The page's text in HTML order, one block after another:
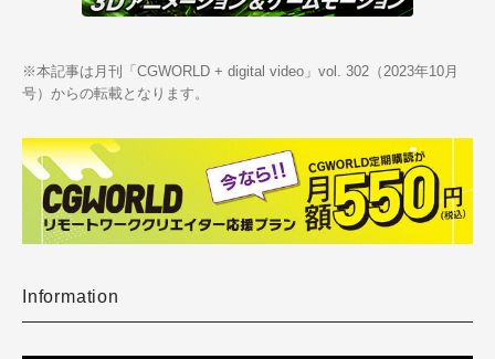
※本記事は月刊「CGWORLD + digital video」vol. 302（2023年10月
号）からの転載となります。
Information